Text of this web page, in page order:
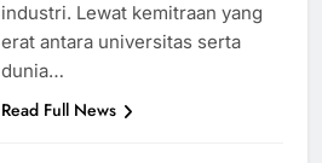
industri. Lewat kemitraan yang
erat antara universitas serta
dunia…
Read Full News